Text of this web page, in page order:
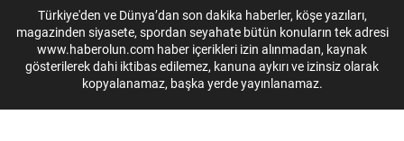
Türkiye'den ve Dünya’dan son dakika haberler, köşe yazıları,
magazinden siyasete, spordan seyahate bütün konuların tek adresi
www.haberolun.com haber içerikleri izin alınmadan, kaynak
gösterilerek dahi iktibas edilemez, kanuna aykırı ve izinsiz olarak
kopyalanamaz, başka yerde yayınlanamaz.